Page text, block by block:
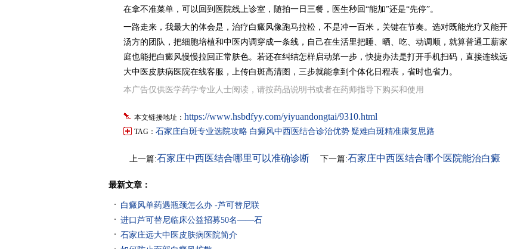
在拿不准菜单，可以回到医院线上诊室，随拍一日三餐，医生秒回“能加”还是“先停”。
一路走来，我最大的体会是，治疗白癜风像跑马拉松，不是冲一百米，关键在节奏。选对既能光疗又能开
汤方的团队，把细胞培植和中医内调穿成一条线，自己在生活里把睡、晒、吃、动调顺，就算普通工薪家
庭也能把白癜风慢慢拉回正常肤色。若还在纠结怎样启动第一步，快捷办法是打开手机扫码，直接连线远
大中医皮肤病医院在线客服，上传白斑高清图，三步就能拿到个体化日程表，省时也省力。
本广告仅供医学药学专业人士阅读，请按药品说明书或者在药师指导下购买和使用
本文链接地址： https://www.hsbdfyy.com/yiyuandongtai/9310.html
TAG： 石家庄白斑专业选院攻略 白癜风中西医结合诊治优势 疑难白斑精准康复思路
上一篇:石家庄中西医结合哪里可以准确诊断
下一篇:石家庄中西医结合哪个医院能治白癜
最新文章：
白癜风单药遇瓶颈怎么办 -芦可替尼联
进口芦可替尼临床公益招募50名——石
石家庄远大中医皮肤病医院简介